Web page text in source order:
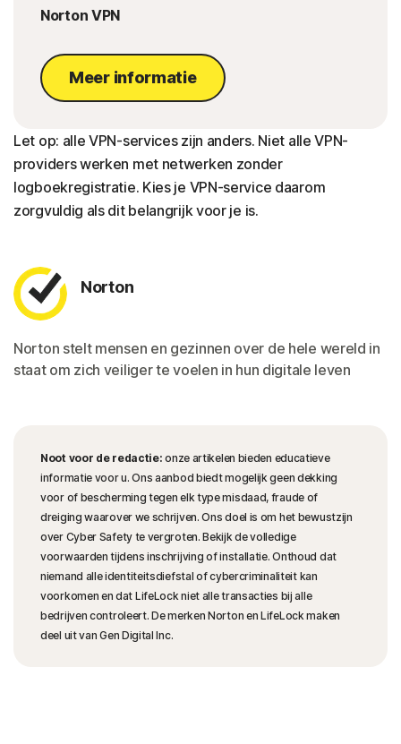
Norton VPN
Meer informatie
Let op: alle VPN-services zijn anders. Niet alle VPN-
providers werken met netwerken zonder
logboekregistratie. Kies je VPN-service daarom
zorgvuldig als dit belangrijk voor je is.
Norton
Norton stelt mensen en gezinnen over de hele wereld in
staat om zich veiliger te voelen in hun digitale leven
Noot voor de redactie:onze artikelen bieden educatieve
informatie voor u. Ons aanbod biedt mogelijk geen dekking
voor of bescherming tegen elk type misdaad, fraude of
dreiging waarover we schrijven. Ons doel is om het bewustzijn
over Cyber Safety te vergroten. Bekijk de volledige
voorwaarden tijdens inschrijving of installatie. Onthoud dat
niemand alle identiteitsdiefstal of cybercriminaliteit kan
voorkomen en dat LifeLock niet alle transacties bij alle
bedrijven controleert. De merken Norton en LifeLock maken
deel uit van Gen Digital Inc.